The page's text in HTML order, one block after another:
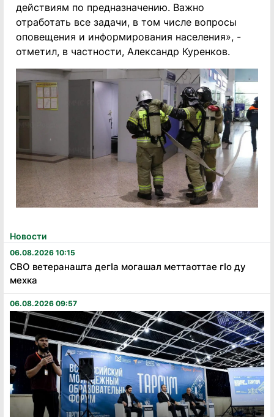
Новости
06.08.2026 10:15
СВО ветеранашта дегӏа могашал меттаоттае гӏо ду
мехка
06.08.2026 09:57
действиям по предназначению. Важно
отработать все задачи, в том числе вопросы
оповещения и информирования населения», -
отметил, в частности, Александр Куренков.